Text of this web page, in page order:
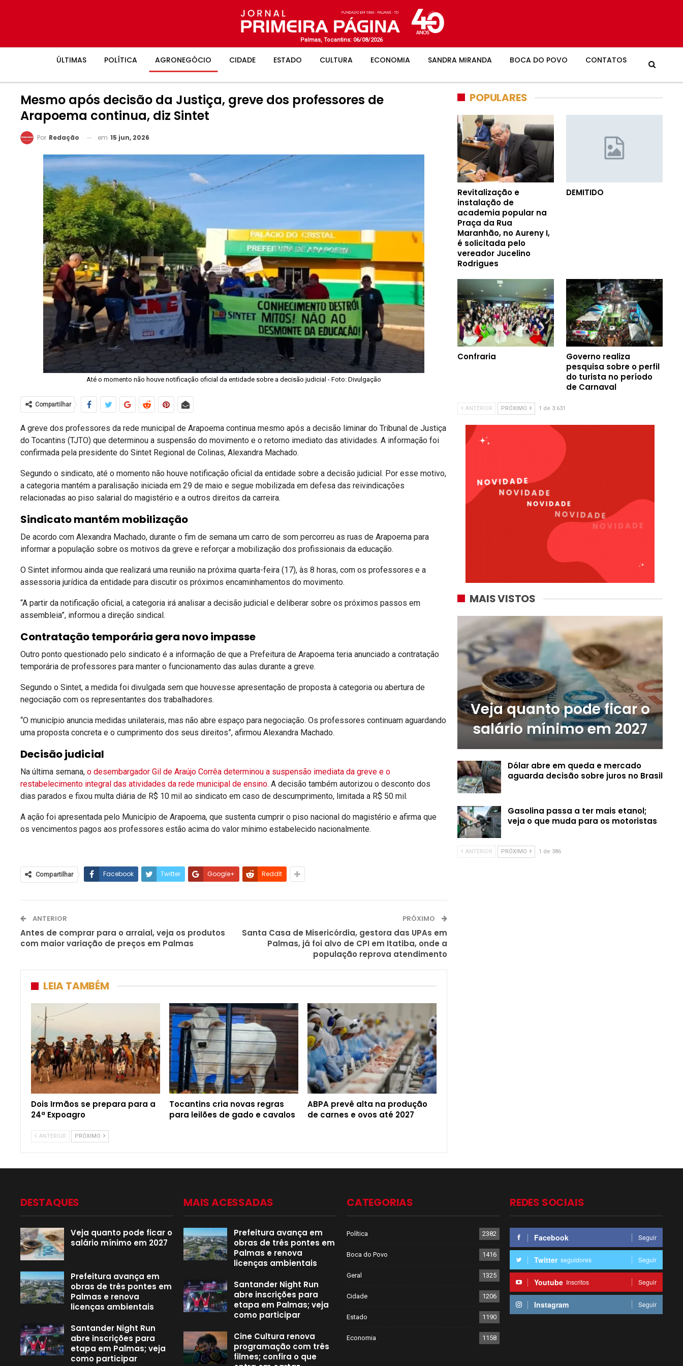
Palmas, Tocantins: 06/08/2026
ÚLTIMAS POLÍTICA AGRONEGÓCIO CIDADE ESTADO CULTURA ECONOMIA SANDRA MIRANDA BOCA DO POVO CONTATOS
Mesmo após decisão da Justiça, greve dos professores de
Arapoema continua, diz Sintet
Por Redação em 15 jun, 2026
Até o momento não houve notificação oficial da entidade sobre a decisão judicial - Foto: Divulgação
Compartilhar
A greve dos professores da rede municipal de Arapoema continua mesmo após a decisão liminar do Tribunal de Justiça
do Tocantins (TJTO) que determinou a suspensão do movimento e o retorno imediato das atividades. A informação foi
confirmada pela presidente do Sintet Regional de Colinas, Alexandra Machado.
Segundo o sindicato, até o momento não houve notificação oficial da entidade sobre a decisão judicial. Por esse motivo,
a categoria mantém a paralisação iniciada em 29 de maio e segue mobilizada em defesa das reivindicações
relacionadas ao piso salarial do magistério e a outros direitos da carreira.
Sindicato mantém mobilização
De acordo com Alexandra Machado, durante o fim de semana um carro de som percorreu as ruas de Arapoema para
informar a população sobre os motivos da greve e reforçar a mobilização dos profissionais da educação.
O Sintet informou ainda que realizará uma reunião na próxima quarta-feira (17), às 8 horas, com os professores e a
assessoria jurídica da entidade para discutir os próximos encaminhamentos do movimento.
“A partir da notificação oficial, a categoria irá analisar a decisão judicial e deliberar sobre os próximos passos em
assembleia”, informou a direção sindical.
Contratação temporária gera novo impasse
Outro ponto questionado pelo sindicato é a informação de que a Prefeitura de Arapoema teria anunciado a contratação
temporária de professores para manter o funcionamento das aulas durante a greve.
Segundo o Sintet, a medida foi divulgada sem que houvesse apresentação de proposta à categoria ou abertura de
negociação com os representantes dos trabalhadores.
“O município anuncia medidas unilaterais, mas não abre espaço para negociação. Os professores continuam aguardando
uma proposta concreta e o cumprimento dos seus direitos”, afirmou Alexandra Machado.
Decisão judicial
Na última semana, o desembargador Gil de Araújo Corrêa determinou a suspensão imediata da greve e o
restabelecimento integral das atividades da rede municipal de ensino. A decisão também autorizou o desconto dos
dias parados e fixou multa diária de R$ 10 mil ao sindicato em caso de descumprimento, limitada a R$ 50 mil.
A ação foi apresentada pelo Município de Arapoema, que sustenta cumprir o piso nacional do magistério e afirma que
os vencimentos pagos aos professores estão acima do valor mínimo estabelecido nacionalmente.
Compartilhar Facebook Twitter Google+ ReddIt
ANTERIOR
Antes de comprar para o arraial, veja os produtos
com maior variação de preços em Palmas
PRÓXIMO
Santa Casa de Misericórdia, gestora das UPAs em
Palmas, já foi alvo de CPI em Itatiba, onde a
população reprova atendimento
LEIA TAMBÉM
Dois Irmãos se prepara para a
24ª Expoagro
Tocantins cria novas regras
para leilões de gado e cavalos
ABPA prevê alta na produção
de carnes e ovos até 2027
ANTERIOR PRÓXIMO
POPULARES
Revitalização e
instalação de
academia popular na
Praça da Rua
Maranhão, no Aureny I,
é solicitada pelo
vereador Jucelino
Rodrigues
DEMITIDO
Confraria
Governo realiza
pesquisa sobre o perfil
do turista no período
de Carnaval
ANTERIOR PRÓXIMO 1 de 3.631
MAIS VISTOS
Veja quanto pode ficar o
salário mínimo em 2027
Dólar abre em queda e mercado
aguarda decisão sobre juros no Brasil
Gasolina passa a ter mais etanol;
veja o que muda para os motoristas
ANTERIOR PRÓXIMO 1 de 386
DESTAQUES
Veja quanto pode ficar o
salário mínimo em 2027
Prefeitura avança em
obras de três pontes em
Palmas e renova
licenças ambientais
Santander Night Run
abre inscrições para
etapa em Palmas; veja
como participar
MAIS ACESSADAS
Prefeitura avança em
obras de três pontes em
Palmas e renova
licenças ambientais
Santander Night Run
abre inscrições para
etapa em Palmas; veja
como participar
Cine Cultura renova
programação com três
filmes; confira o que
CATEGORIAS
Política 2382
Boca do Povo 1416
Geral 1325
Cidade 1206
Estado 1190
Economia 1158
REDES SOCIAIS
Facebook Seguir
Twitter seguidores Seguir
Youtube Inscritos Seguir
Instagram Seguir